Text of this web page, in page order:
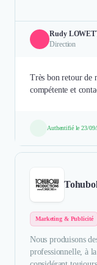
Rudy
Direction
Très bon retour de
compétente et
Authentifié le 23/
Marketing & Publicité
Nous produisons
professionnelle, à